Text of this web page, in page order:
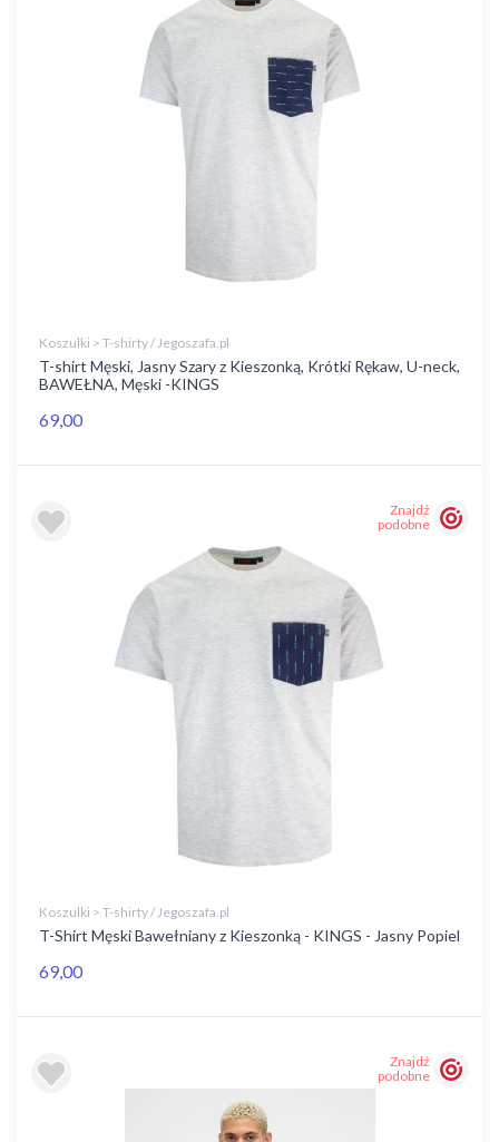
Koszulki > T-shirty / Jegoszafa.pl
T-shirt Męski, Jasny Szary z Kieszonką, Krótki Rękaw, U-neck,
BAWEŁNA, Męski -KINGS
69,00
Znajdź
podobne
Koszulki > T-shirty / Jegoszafa.pl
T-Shirt Męski Bawełniany z Kieszonką - KINGS - Jasny Popiel
69,00
Znajdź
podobne